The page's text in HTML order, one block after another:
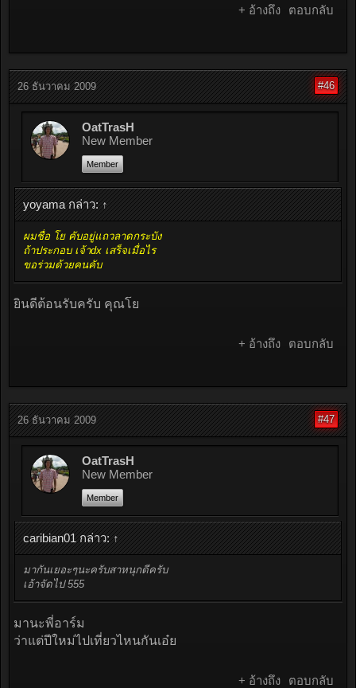
+ อ้างถึง ตอบกลับ
26 ธันวาคม 2009 #46
OatTrasH
New Member
Member
yoyama กล่าว: ↑
ผมชื่อ โย คับอยู่แถวลาดกระบัง
ถ้าประกอบ เจ้าdx เสร็จเมื่อไร
ขอร่วมด้วยคนคับ
ยินดีต้อนรับครับ คุณโย
+ อ้างถึง ตอบกลับ
26 ธันวาคม 2009 #47
OatTrasH
New Member
Member
caribian01 กล่าว: ↑
มากันเยอะๆนะครับสาหนุกดีครับ
เอ้าจัดไป 555
มานะพี่อาร์ม
ว่าแต่ปีใหม่ไปเที่ยวไหนกันเอ๋ย
+ อ้างถึง ตอบกลับ